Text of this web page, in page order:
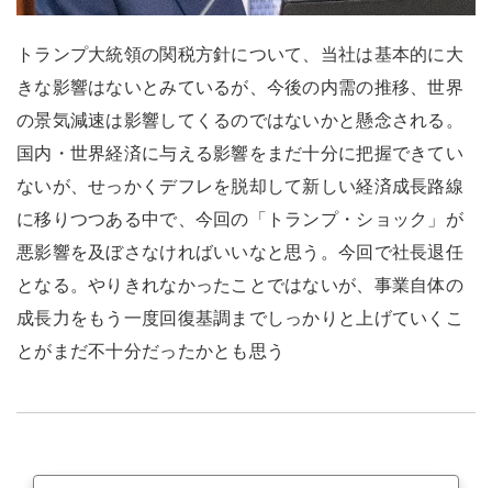
トランプ大統領の関税方針について、当社は基本的に大
きな影響はないとみているが、今後の内需の推移、世界
の景気減速は影響してくるのではないかと懸念される。
国内・世界経済に与える影響をまだ十分に把握できてい
ないが、せっかくデフレを脱却して新しい経済成長路線
に移りつつある中で、今回の「トランプ・ショック」が
悪影響を及ぼさなければいいなと思う。今回で社長退任
となる。やりきれなかったことではないが、事業自体の
成長力をもう一度回復基調までしっかりと上げていくこ
とがまだ不十分だったかとも思う